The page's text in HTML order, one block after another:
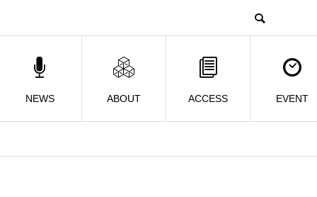
NEWS ABOUT ACCESS EVENT